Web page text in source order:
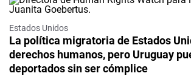
Estados Unidos
La política migratoria de Estados
derechos humanos, pero Uruguay
deportados sin ser cómplice